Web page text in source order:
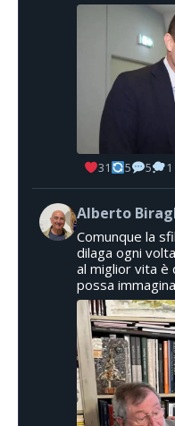
31 5 5 1
Alberto
Comunque la
dilaga ogni
al miglior vita è
possa